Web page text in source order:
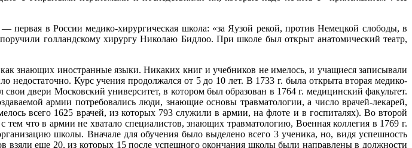
в России медико-хирургическая школа: «за Яузой рекой, против Немецкой слободы, в
голландскому хирургу Николаю Бидлоо. При школе был открыт анатомический театр,
знающих иностранные языки. Никаких книг и учебников не имелось, и учащиеся записывали
Курс учения продолжался от 5 до 10 лет. В 1733 г. была открыта вторая медико-
двери Московский университет, в котором был образован в 1764 г. медицинский факультет.
армии потребовались люди, знающие основы травматологии, а число врачей-лекарей,
всего 1625 врачей, из которых 793 служили в армии, на флоте и в госпита­лях). Во второй
что в армии не хватало специалистов, знающих травматологию, Военная коллегия в 1769 г.
школы. Вначале для обучения было выделено всего 3 ученика, но, видя успешность
еще 20, из которых 15 после успешного окончания школы были направлены в должности